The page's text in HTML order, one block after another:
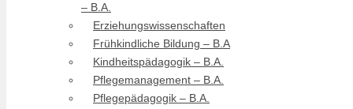
– B.A.
Erziehungswissenschaften
Frühkindliche Bildung – B.A
Kindheitspädagogik – B.A.
Pflegemanagement – B.A.
Pflegepädagogik – B.A.